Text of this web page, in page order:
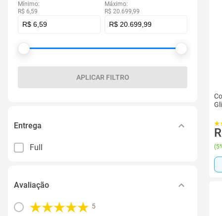
Mínimo:
R$ 6,59
Máximo:
R$ 20.699,99
APLICAR FILTRO
Entrega
Full
Avaliação
5
(